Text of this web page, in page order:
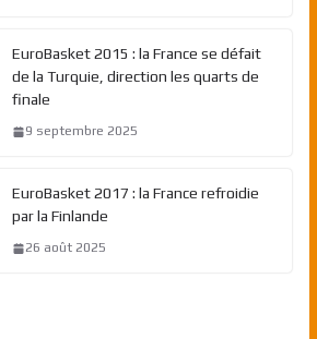
EuroBasket 2015 : la France se défait
de la Turquie, direction les quarts de
finale
9 septembre 2025
EuroBasket 2017 : la France refroidie
par la Finlande
26 août 2025